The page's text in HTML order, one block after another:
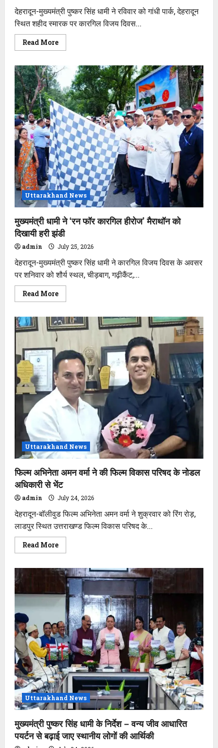
देहरादून-मुख्यमंत्री पुष्कर सिंह धामी ने रविवार को गांधी पार्क, देहरादून
स्थित शहीद स्मारक पर कारगिल विजय दिवस...
Read MoreRead
more
चक्र
से
सम्मानित
वीरों
के
लिए
अनुग्रह
राशि
डेढ़
करोड़
से
बढ़ाकर
2
करोड़
की
जाएगी
–
मुख्यमंत्री
धामी
Uttarakhand News
मुख्यमंत्री धामी ने ‘रन फॉर कारगिल हीरोज’ मैराथॉन को
दिखायी हरी झंडी
admin July 25, 2026
देहरादून-मुख्यमंत्री पुष्कर सिंह धामी ने कारगिल विजय दिवस के अवसर
पर शनिवार को शौर्य स्थल, चीड़बाग, गढ़ीकैंट,...
Read MoreRead
more
धामी
ने
‘रन
कारगिल
हीरोज’
मैराथॉन
को
दिखायी
हरी
झंडी
Uttarakhand News
फिल्म अभिनेता अमन वर्मा ने की फिल्म विकास परिषद के नोडल
अधिकारी से भेंट
admin July 24, 2026
देहरादून-बॉलीवुड फिल्म अभिनेता अमन वर्मा ने शुक्रवार को रिंग रोड़,
लाडपुर स्थित उत्तराखण्ड फिल्म विकास परिषद के...
Read MoreRead
more
अभिनेता
अमन
वर्मा
ने
की
फिल्म
विकास
परिषद
के
नोडल
अधिकारी
से
भेंट
Uttarakhand News
मुख्यमंत्री पुष्कर सिंह धामी के निर्देश – वन्य जीव आधारित
पयर्टन से बढ़ाई जाए स्थानीय लोगों की आर्थिकी